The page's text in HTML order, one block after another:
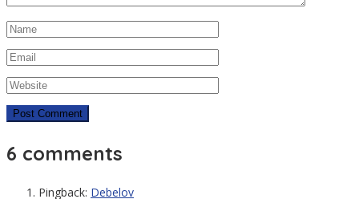
6 comments
Pingback: Debelov